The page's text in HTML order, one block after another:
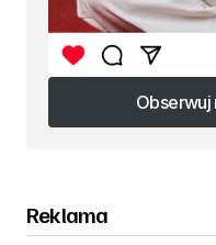
Obserwuj
Obserwuj
Reklama